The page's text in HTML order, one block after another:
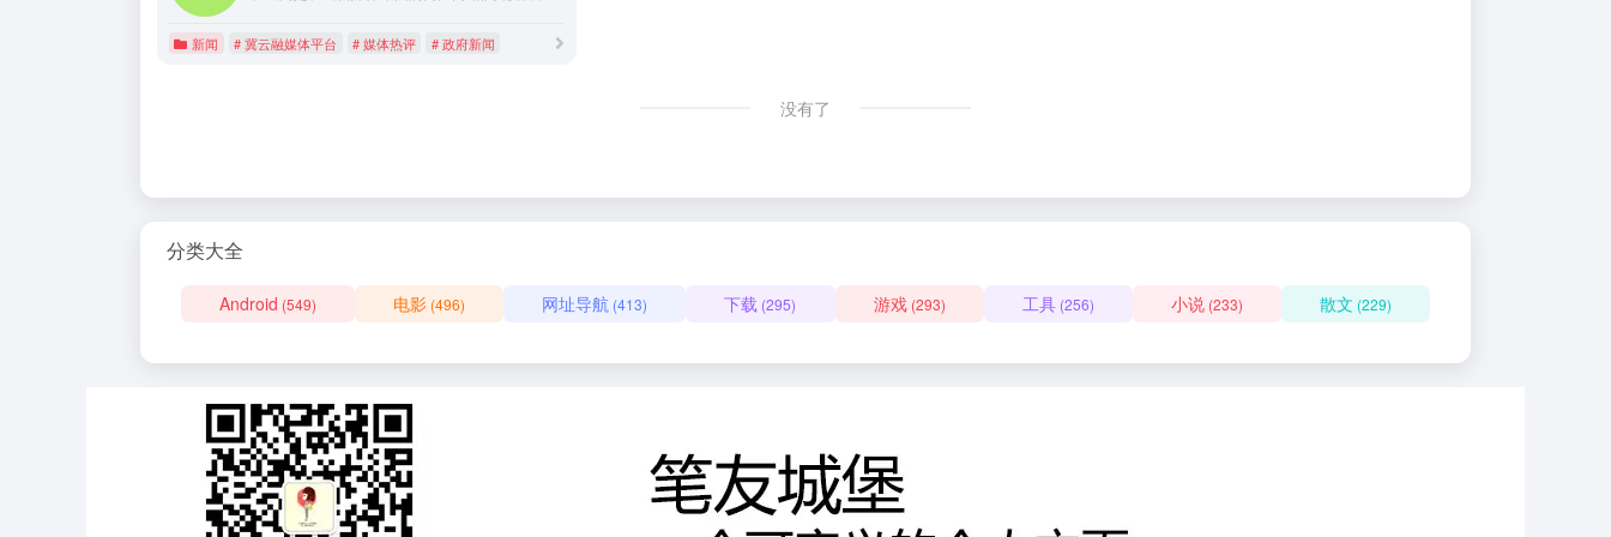
新闻 # 冀云融媒体平台 # 媒体热评 # 政府新闻
没有了
分类大全
Android (549) 电影 (496) 网址导航 (413) 下载 (295) 游戏(293) 工具(256) 小说(233) 散文 (229)